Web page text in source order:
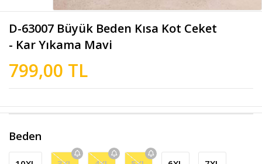
D-63007 Büyük Beden Kısa Kot Ceket
- Kar Yıkama Mavi
799,00 TL
Beden